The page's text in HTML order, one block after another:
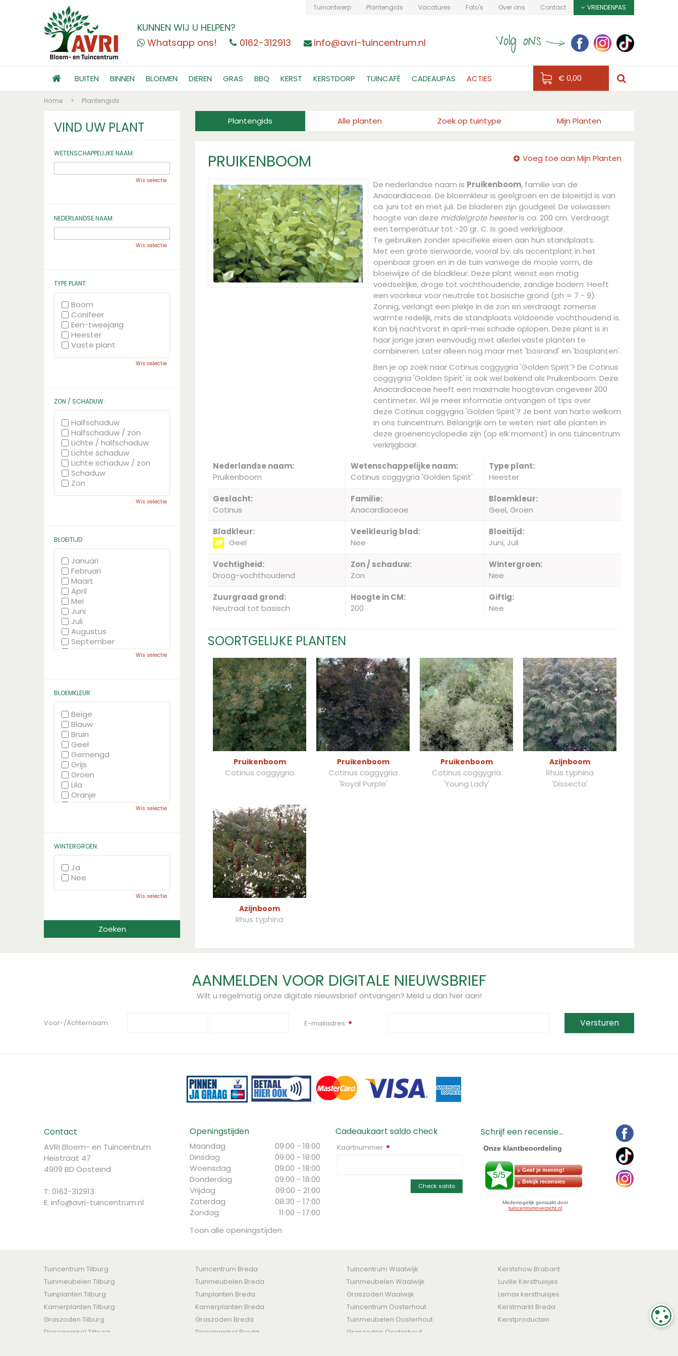
Home > Plantengids
KUNNEN WIJ U HELPEN?
Whatsapp ons!
0162-312913 info@avri-tuincentrum.nl
Tuinontwerp Plantengids Vacatures Foto's Over ons Contact VRIENDENPAS
BUITEN BINNEN BLOEMEN DIEREN GRAS BBQ KERST KERSTDORP TUINCAFÉ CADEAUPAS ACTIES € 0,00
Plantengids Alle planten Zoek op tuintype Mijn Planten
PRUIKENBOOM Voeg toe aan Mijn Planten
De nederlandse naam is Pruikenboom, familie van de
Anacardiaceae. De bloemkleur is geelgroen en de bloeitijd is van
ca. juni tot en met juli. De bladeren zijn goudgeel. De volwassen
hoogte van deze middelgrote heesteris ca. 200 cm. Verdraagt
een temperatuur tot -20 gr. C. Is goed verkrijgbaar.
Te gebruiken zonder specifieke eisen aan hun standplaats.
Met een grote sierwaarde, vooral bv. als accentplant in het
openbaar groen en in de tuin vanwege de mooie vorm, de
bloeiwijze of de bladkleur. Deze plant wenst een matig
voedselrijke, droge tot vochthoudende, zandige bodem. Heeft
een voorkeur voor neutrale tot basische grond (ph = 7 - 9).
Zonnig, verlangt een plekje in de zon en verdraagt zomerse
warmte redelijk, mits de standplaats voldoende vochthoudend is.
Kan bij nachtvorst in april-mei schade oplopen. Deze plant is in
haar jonge jaren eenvoudig met allerlei vaste planten te
combineren. Later alleen nog maar met 'bosrand' en 'bosplanten'.
Ben je op zoek naar Cotinus coggygria 'Golden Spirit'? De Cotinus
coggygria 'Golden Spirit' is ook wel bekend als Pruikenboom. Deze
Anacardiaceae heeft een maximale hoogtevan ongeveer 200
centimeter. Wil je meer informatie ontvangen of tips over
deze Cotinus coggygria 'Golden Spirit'? Je bent van harte welkom
in ons tuincentrum. Belangrijk om te weten: niet alle planten in
deze groenencyclopedie zijn (op elk moment) in ons tuincentrum
verkrijgbaar.
Nederlandse naam:
Pruikenboom
Wetenschappelijke naam:
Cotinus coggygria 'Golden Spirit'
Type plant:
Heester
Geslacht:
Cotinus
Familie:
Anacardiaceae
Bloemkleur:
Geel, Groen
Bladkleur:
Geel
Veelkleurig blad:
Nee
Bloeitijd:
Juni, Juli
Vochtigheid:
Droog-vochthoudend
Zon / schaduw:
Zon
Wintergroen:
Nee
Zuurgraad grond:
Neutraal tot basisch
Hoogte in CM:
200
Giftig:
Nee
SOORTGELIJKE PLANTEN
Pruikenboom
Cotinus coggygria
Pruikenboom
Cotinus coggygria
'Royal Purple'
Pruikenboom
Cotinus coggygria
'Young Lady'
Azijnboom
Rhus typhina
'Dissecta'
Azijnboom
Rhus typhina
VIND UW PLANT
WETENSCHAPPELIJKE NAAM:
Wis selectie
NEDERLANDSE NAAM:
Wis selectie
TYPE PLANT:
Boom
Conifeer
Een-tweejarig
Heester
Vaste plant
Wis selectie
ZON / SCHADUW:
Halfschaduw
Halfschaduw / zon
Lichte / halfschaduw
Lichte schaduw
Lichte schaduw / zon
Schaduw
Zon
Wis selectie
BLOEITIJD:
Januari
Februari
Maart
April
Mei
Juni
Juli
Augustus
September
Oktober
Wis selectie
BLOEMKLEUR:
Beige
Blauw
Bruin
Geel
Gemengd
Grijs
Groen
Lila
Oranje
Paars
Zwart
Wis selectie
WINTERGROEN:
Ja
Nee
Wis selectie
AANMELDEN VOOR DIGITALE NIEUWSBRIEF
Wilt u regelmatig onze digitale nieuwsbrief ontvangen? Meld u dan hier aan!
Voor-/Achternaam: E-mailadres: *
Contact
AVRI Bloem- en Tuincentrum
Heistraat 47
4909 BD Oosteind
T: 0162-312913
E: info@avri-tuincentrum.nl
Openingstijden
Maandag
09:00 - 18:00
Dinsdag
09:00 - 18:00
Woensdag
09:00 - 18:00
Donderdag
09:00 - 18:00
Vrijdag
09:00 - 21:00
Zaterdag
08:30 - 17:00
Zondag
11:00 - 17:00
Toon alle openingstijden
Cadeaukaart saldo check
Kaartnummer: *
Check saldo
Schrijf een recensie...
Tuincentrum Tilburg
Tuinmeubelen Tilburg
Tuinplanten Tilburg
Kamerplanten Tilburg
Graszoden Tilburg
Dierenwinkel Tilburg
Tuincentrum Breda
Tuinmeubelen Breda
Tuinplanten Breda
Kamerplanten Breda
Graszoden Breda
Dierenwinkel Breda
Tuincentrum Waalwijk
Tuinmeubelen Waalwijk
Graszoden Waalwijk
Tuincentrum Oosterhout
Tuinmeubelen Oosterhout
Graszoden Oosterhout
Kerstshow Brabant
Luville Kersthuisjes
Lemax kersthuisjes
Kerstmarkt Breda
Kerstproducten